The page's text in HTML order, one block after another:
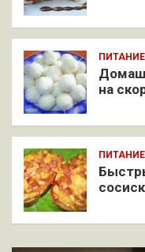
ПИТАНИЕ
на
ПИТАНИЕ